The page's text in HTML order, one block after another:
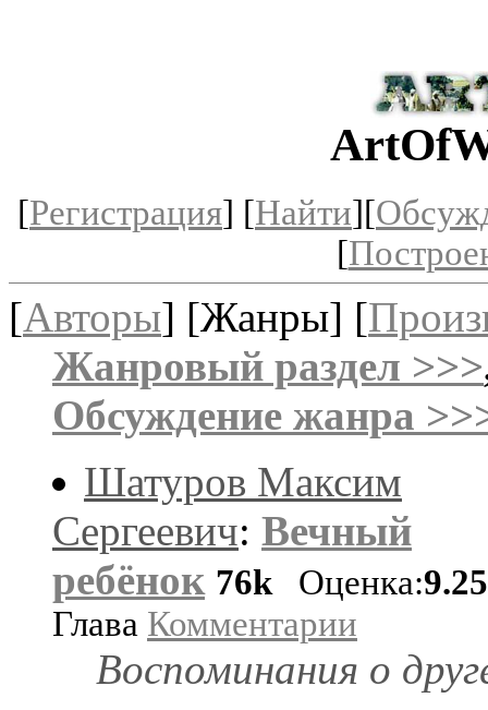
[Регистрация] [Найти][
[
[Авторы] [Жанры] [
Жанровый раздел >>>
Обсуждение жанра
Шатуров Максим
Сергеевич: Вечный
ребёнок 76k Оценка:
Глава Комментарии
Воспоминания о